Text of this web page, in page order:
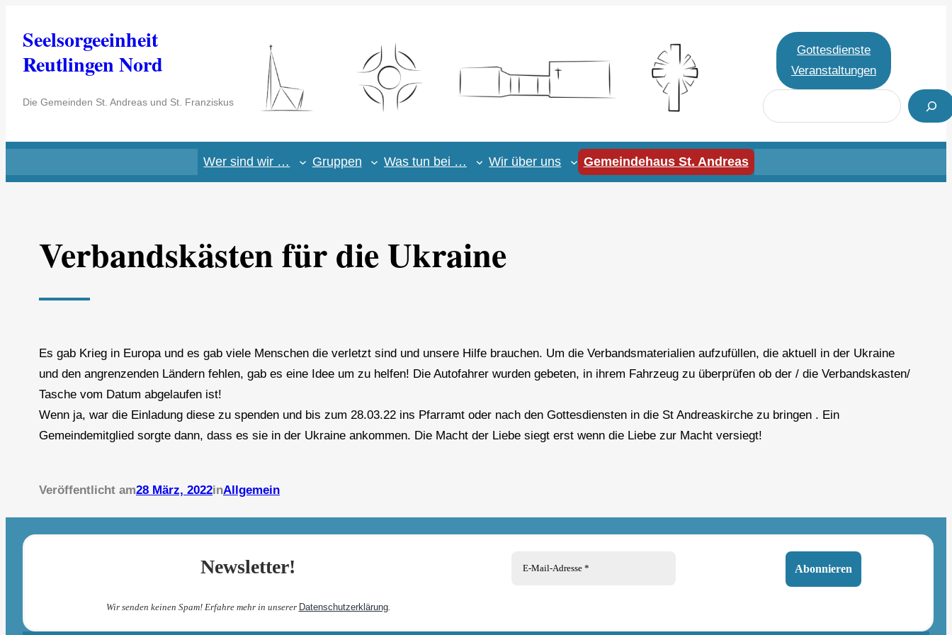
Inhalt
springen
Seelsorgeeinheit
Reutlingen Nord
Die Gemeinden St. Andreas und St. Franziskus
Gottesdienste
Veranstaltungen
S
u
c
e
Wer sind wir … Gruppen Was tun bei … Wir über uns Gemeindehaus St. Andreas
Verbandskästen für die Ukraine
Es gab Krieg in Europa und es gab viele Menschen die verletzt sind und unsere Hilfe brauchen. Um die Verbandsmaterialien aufzufüllen, die aktuell in der Ukraine
und den angrenzenden Ländern fehlen, gab es eine Idee um zu helfen! Die Autofahrer wurden gebeten, in ihrem Fahrzeug zu überprüfen ob der / die Verbandskasten/
Tasche vom Datum abgelaufen ist!
Wenn ja, war die Einladung diese zu spenden und bis zum 28.03.22 ins Pfarramt oder nach den Gottesdiensten in die St Andreaskirche zu bringen . Ein
Gemeindemitglied sorgte dann, dass es sie in der Ukraine ankommen. Die Macht der Liebe siegt erst wenn die Liebe zur Macht versiegt!
Veröffentlicht am28 März, 2022inAllgemein
Newsletter!
Wir senden keinen Spam! Erfahre mehr in unserer Datenschutzerklärung.